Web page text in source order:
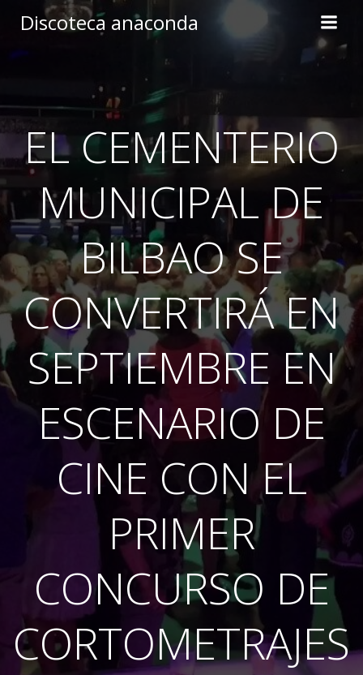
to
Discoteca anaconda
EL CEMENTERIO
MUNICIPAL DE
BILBAO SE
CONVERTIRÁ EN
SEPTIEMBRE EN
ESCENARIO DE
CINE CON EL
PRIMER
CONCURSO DE
CORTOMETRAJES